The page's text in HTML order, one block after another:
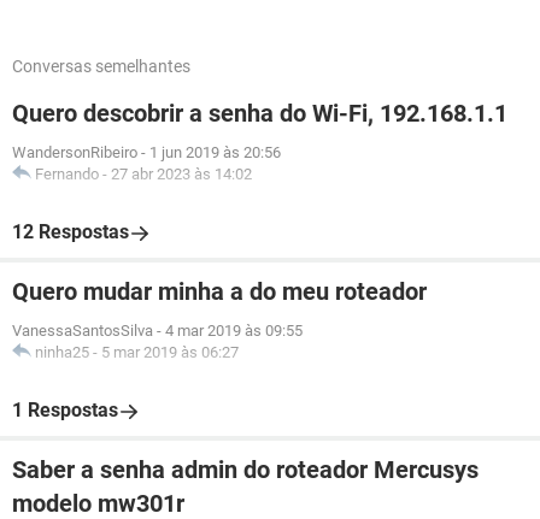
Conversas semelhantes
Quero descobrir a senha do Wi-Fi, 192.168.1.1
WandersonRibeiro - 1 jun 2019 às 20:56
Fernando - 27 abr 2023 às 14:02
12 Respostas
Quero mudar minha a do meu roteador
VanessaSantosSilva - 4 mar 2019 às 09:55
ninha25 - 5 mar 2019 às 06:27
1 Respostas
Saber a senha admin do roteador Mercusys
modelo mw301r